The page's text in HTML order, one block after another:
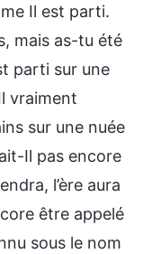
Il est parti.
mais as-tu été
parti sur une
vraiment
sur une nuée
Il pas encore
l’ère aura
être appelé
sous le nom